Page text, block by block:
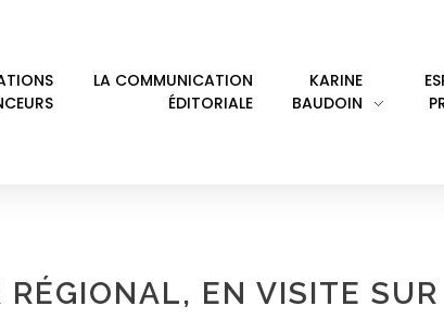
LA COMMUNICATION
ÉDITORIALE
KARINE
BAUDOIN
EN VISITE SUR